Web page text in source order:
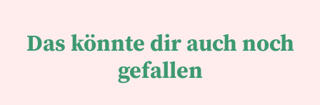
Das könnte dir auch noch
gefallen